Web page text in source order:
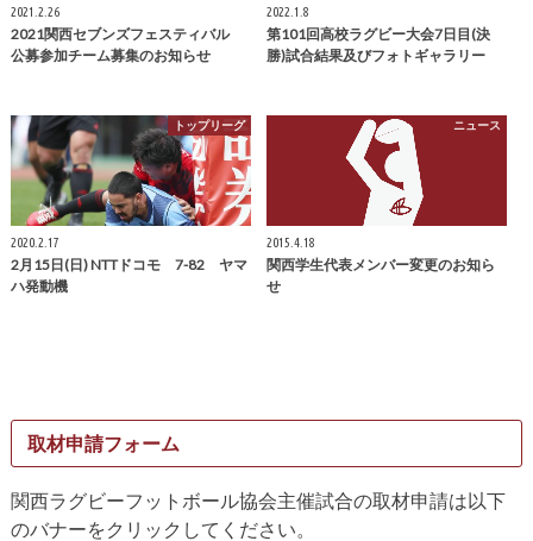
2021.2.26
2021関西セブンズフェスティバル
公募参加チーム募集のお知らせ
2022.1.8
第101回高校ラグビー大会7日目(決
勝)試合結果及びフォトギャラリー
トップリーグ
2020.2.17
2月15日(日) NTTドコモ 7-82 ヤマ
ハ発動機
ニュース
2015.4.18
関西学生代表メンバー変更のお知ら
せ
取材申請フォーム
関西ラグビーフットボール協会主催試合の取材申請は以下
のバナーをクリックしてください。